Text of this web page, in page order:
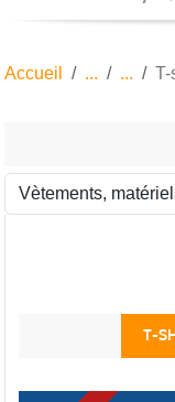
Accueil T-
T-